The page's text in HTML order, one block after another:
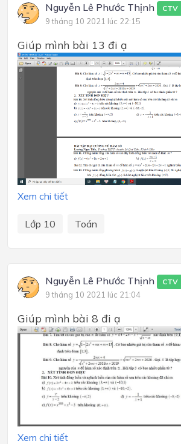
Nguyễn Lê Phước Thịnh CTV
9 tháng 10 2021 lúc 22:15
Giúp mình bài 13 đi ạ
Xem chi tiết
Lớp 10 Toán
Nguyễn Lê Phước Thịnh CTV
9 tháng 10 2021 lúc 21:04
Giúp mình bài 8 đi ạ
Xem chi tiết